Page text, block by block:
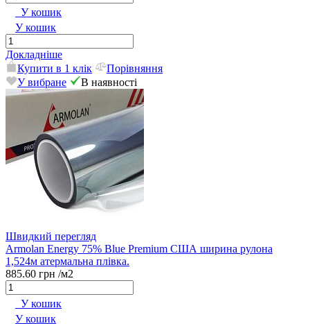
У кошик
У кошик
Докладніше
Купити в 1 клік
Порівняння
У вибране
В наявності
Швидкий перегляд
Armolan Energy 75% Blue Premium США ширина рулона
1,524м атермальна плівка.
885.60 грн /м2
У кошик
У кошик